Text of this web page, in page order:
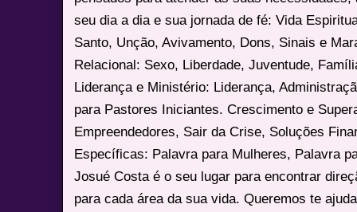
seu dia a dia e sua jornada de fé: Vida
Santo, Unção, Avivamento, Dons, Sinais e
Relacional: Sexo, Liberdade, Juventude,
Liderança e Ministério: Liderança,
para Pastores Iniciantes. Crescimento e
Empreendedores, Sair da Crise, Soluções
Específicas: Palavra para Mulheres, Palavra
Josué Costa é o seu lugar para encontrar
para cada área da sua vida. Queremos te